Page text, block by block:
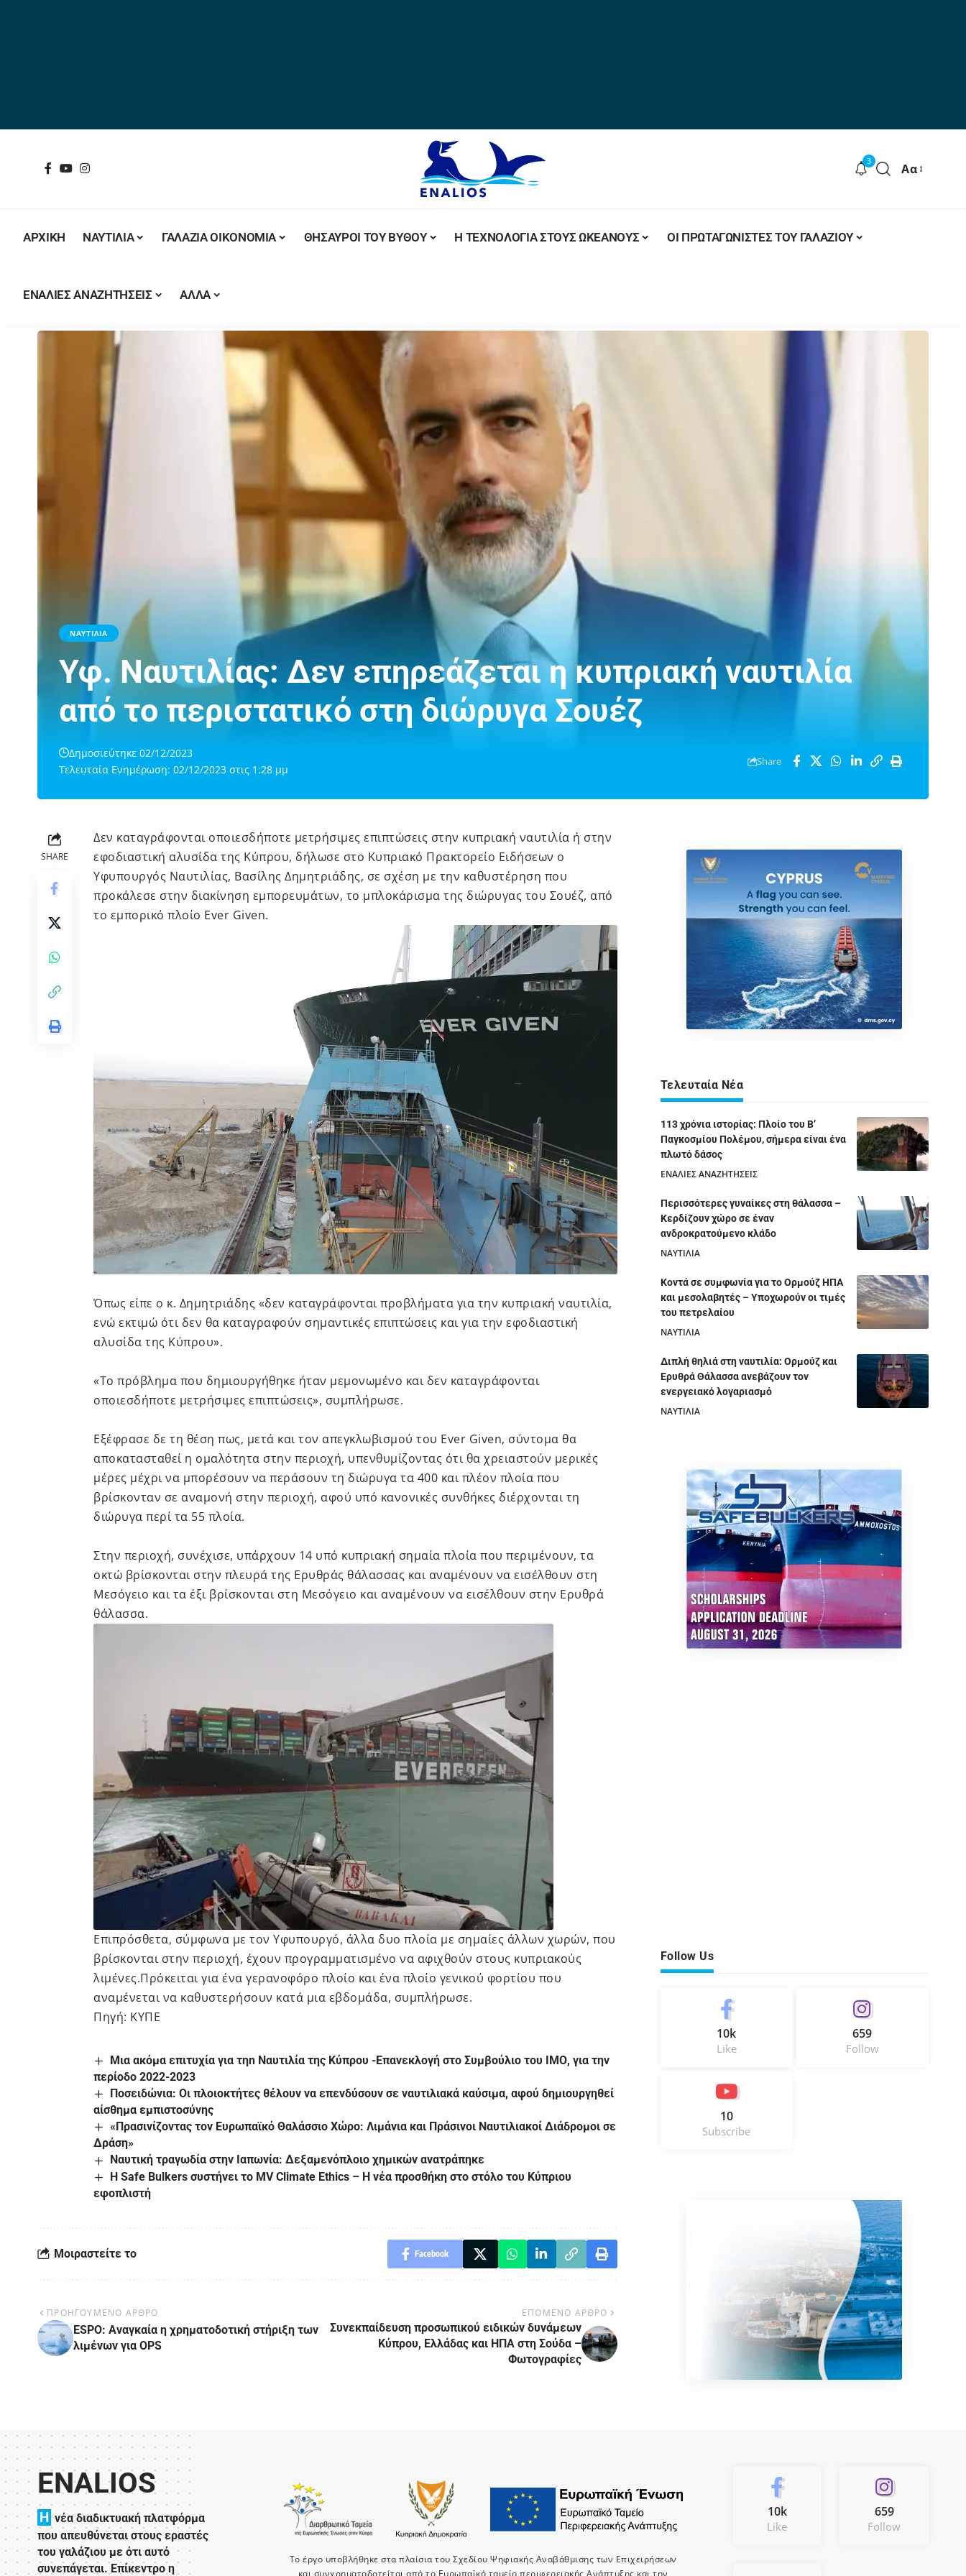
3 Αα
ΑΡΧΙΚΗ ΝΑΥΤΙΛΙΑ ΓΑΛΑΖΙΑ ΟΙΚΟΝΟΜΙΑ ΘΗΣΑΥΡΟΙ ΤΟΥ ΒΥΘΟΥ Η ΤΕΧΝΟΛΟΓΙΑ ΣΤΟΥΣ ΩΚΕΑΝΟΥΣ ΟΙ ΠΡΩΤΑΓΩΝΙΣΤΕΣ ΤΟΥ ΓΑΛΑΖΙΟΥ
ΕΝΑΛΙΕΣ ΑΝΑΖΗΤΗΣΕΙΣ ΑΛΛΑ
ΝΑΥΤΙΛΙΑ
Υφ. Ναυτιλίας: Δεν επηρεάζεται η κυπριακή ναυτιλία
από το περιστατικό στη διώρυγα Σουέζ
Τελευταία Ενημέρωση: 02/12/2023 στις 1:28 μμ
Δημοσιεύτηκε 02/12/2023
Share
SHARE
Δεν καταγράφονται οποιεσδήποτε μετρήσιμες επιπτώσεις στην κυπριακή ναυτιλία ή στην
εφοδιαστική αλυσίδα της Κύπρου, δήλωσε στο Κυπριακό Πρακτορείο Ειδήσεων ο
Υφυπουργός Ναυτιλίας, Βασίλης Δημητριάδης, σε σχέση με την καθυστέρηση που
προκάλεσε στην διακίνηση εμπορευμάτων, το μπλοκάρισμα της διώρυγας του Σουέζ, από
το εμπορικό πλοίο Ever Given.
Όπως είπε ο κ. Δημητριάδης «δεν καταγράφονται προβλήματα για την κυπριακή ναυτιλία,
ενώ εκτιμώ ότι δεν θα καταγραφούν σημαντικές επιπτώσεις και για την εφοδιαστική
αλυσίδα της Κύπρου».
«Το πρόβλημα που δημιουργήθηκε ήταν μεμονωμένο και δεν καταγράφονται
οποιεσδήποτε μετρήσιμες επιπτώσεις», συμπλήρωσε.
Εξέφρασε δε τη θέση πως, μετά και τον απεγκλωβισμού του Ever Given, σύντομα θα
αποκατασταθεί η ομαλότητα στην περιοχή, υπενθυμίζοντας ότι θα χρειαστούν μερικές
μέρες μέχρι να μπορέσουν να περάσουν τη διώρυγα τα 400 και πλέον πλοία που
βρίσκονταν σε αναμονή στην περιοχή, αφού υπό κανονικές συνθήκες διέρχονται τη
διώρυγα περί τα 55 πλοία.
Στην περιοχή, συνέχισε, υπάρχουν 14 υπό κυπριακή σημαία πλοία που περιμένουν, τα
οκτώ βρίσκονται στην πλευρά της Ερυθράς θάλασσας και αναμένουν να εισέλθουν στη
Μεσόγειο και τα έξι βρίσκονται στη Μεσόγειο και αναμένουν να εισέλθουν στην Ερυθρά
θάλασσα.
Επιπρόσθετα, σύμφωνα με τον Υφυπουργό, άλλα δυο πλοία με σημαίες άλλων χωρών, που
βρίσκονται στην περιοχή, έχουν προγραμματισμένο να αφιχθούν στους κυπριακούς
λιμένες.Πρόκειται για ένα γερανοφόρο πλοίο και ένα πλοίο γενικού φορτίου που
αναμένεται να καθυστερήσουν κατά μια εβδομάδα, συμπλήρωσε.
Πηγή: KYΠΕ
Μια ακόμα επιτυχία για τηn Ναυτιλία της Κύπρου -Επανεκλογή στο Συμβούλιο του ΙΜΟ, για την
περίοδο 2022-2023
Ποσειδώνια: Οι πλοιοκτήτες θέλουν να επενδύσουν σε ναυτιλιακά καύσιμα, αφού δημιουργηθεί
αίσθημα εμπιστοσύνης
«Πρασινίζοντας τον Ευρωπαϊκό Θαλάσσιο Χώρο: Λιμάνια και Πράσινοι Ναυτιλιακοί Διάδρομοι σε
Δράση»
Ναυτική τραγωδία στην Ιαπωνία: Δεξαμενόπλοιο χημικών ανατράπηκε
Η Safe Bulkers συστήνει το MV Climate Ethics – Η νέα προσθήκη στο στόλο του Κύπριου
εφοπλιστή
Μοιραστείτε το Facebook
ΠΡΟΗΓΟΥΜΕΝΟ ΑΡΘΡΟ
ESPO: Αναγκαία η χρηματοδοτική στήριξη των
λιμένων για OPS
ΕΠΟΜΕΝΟ ΑΡΘΡΟ
Συνεκπαίδευση προσωπικού ειδικών δυνάμεων
Κύπρου, Ελλάδας και ΗΠΑ στη Σούδα –
Φωτογραφίες
Τελευταία Νέα
113 χρόνια ιστορίας: Πλοίο του Β’
Παγκοσμίου Πολέμου, σήμερα είναι ένα
πλωτό δάσος
ΕΝΑΛΙΕΣ ΑΝΑΖΗΤΗΣΕΙΣ
Περισσότερες γυναίκες στη θάλασσα –
Κερδίζουν χώρο σε έναν
ανδροκρατούμενο κλάδο
ΝΑΥΤΙΛΙΑ
Κοντά σε συμφωνία για το Ορμούζ ΗΠΑ
και μεσολαβητές – Υποχωρούν οι τιμές
του πετρελαίου
ΝΑΥΤΙΛΙΑ
Διπλή θηλιά στη ναυτιλία: Ορμούζ και
Ερυθρά Θάλασσα ανεβάζουν τον
ενεργειακό λογαριασμό
ΝΑΥΤΙΛΙΑ
Follow Us
10k
Like
659
Follow
10
Subscribe
ENALIOS
H νέα διαδικτυακή πλατφόρμα
που απευθύνεται στους εραστές
του γαλάζιου με ότι αυτό
συνεπάγεται. Επίκεντρο η
Το έργο υποβλήθηκε στα πλαίσια του Σχεδίου Ψηφιακής Αναβάθμισης των Επιχειρήσεων
10k
Like
659
Follow